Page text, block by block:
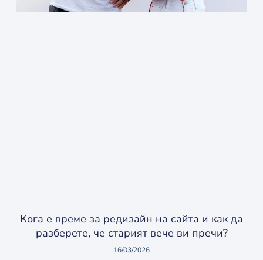
Кога е време за редизайн на сайта и как да
разберете, че старият вече ви пречи?
16/03/2026